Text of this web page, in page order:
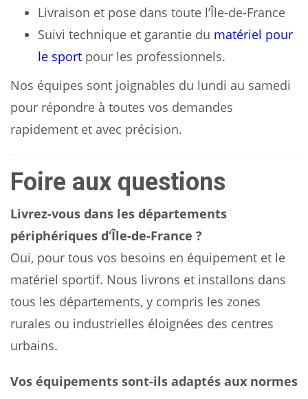
Livraison et pose dans toute l’Île-de-France
Suivi technique et garantie du matériel pour
le sport pour les professionnels.
Nos équipes sont joignables du lundi au samedi
pour répondre à toutes vos demandes
rapidement et avec précision.
Foire aux questions
Livrez-vous dans les départements
périphériques d’Île-de-France ?
Oui, pour tous vos besoins en équipement et le
matériel sportif. Nous livrons et installons dans
tous les départements, y compris les zones
rurales ou industrielles éloignées des centres
urbains.
Vos équipements sont-ils adaptés aux normes